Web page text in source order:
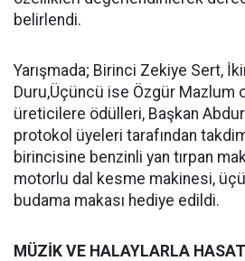
belirlendi.
Yarışmada; Birinci Zekiye Sert,
Duru,Üçüncü ise Özgür Mazlum
üreticilere ödülleri, Başkan
protokol üyeleri tarafından
birincisine benzinli yan tırpan
motorlu dal kesme makinesi,
budama makası hediye edildi.
MÜZİK VE HALAYLARLA